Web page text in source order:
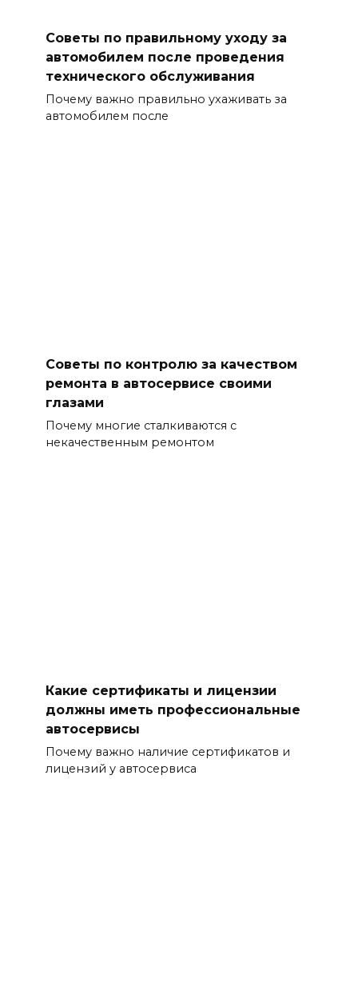
Советы по правильному уходу за
автомобилем после проведения
технического обслуживания
Почему важно правильно ухаживать за
автомобилем после
Советы по контролю за качеством
ремонта в автосервисе своими
глазами
Почему многие сталкиваются с
некачественным ремонтом
Какие сертификаты и лицензии
должны иметь профессиональные
автосервисы
Почему важно наличие сертификатов и
лицензий у автосервиса